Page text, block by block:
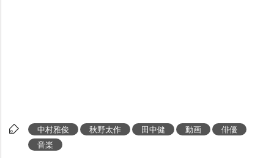
中村雅俊 秋野太作 田中健 動画
俳優
音楽